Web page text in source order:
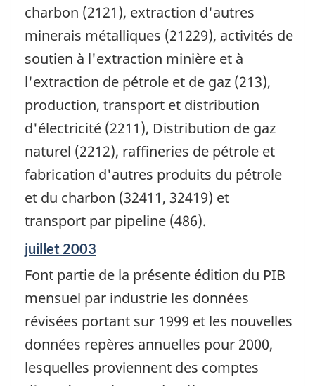
charbon (2121), extraction d'autres
minerais métalliques (21229), activités de
soutien à l'extraction minière et à
l'extraction de pétrole et de gaz (213),
production, transport et distribution
d'électricité (2211), Distribution de gaz
naturel (2212), raffineries de pétrole et
fabrication d'autres produits du pétrole
et du charbon (32411, 32419) et
transport par pipeline (486).
Période
référence
de
changement
-
juillet 2003
Font partie de la présente édition du PIB
mensuel par industrie les données
révisées portant sur 1999 et les nouvelles
données repères annuelles pour 2000,
lesquelles proviennent des comptes